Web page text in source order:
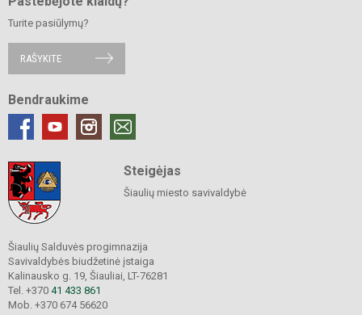
Turite pasiūlymų?
RAŠYKITE
Bendraukime
Steigėjas
Šiaulių miesto savivaldybė
Šiaulių Salduvės progimnazija
Savivaldybės biudžetinė įstaiga
Kalinausko g. 19, Šiauliai, LT-76281
Tel. +370 41 433 861
Mob. +370 674 56620